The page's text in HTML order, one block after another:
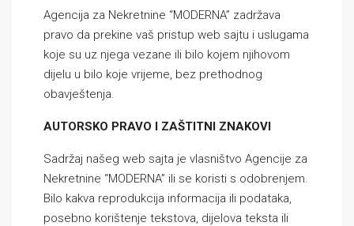
Agencija za Nekretnine “MODERNA” zadržava
pravo da prekine vaš pristup web sajtu i uslugama
koje su uz njega vezane ili bilo kojem njihovom
dijelu u bilo koje vrijeme, bez prethodnog
obavještenja.
AUTORSKO PRAVO I ZAŠTITNI ZNAKOVI
Sadržaj našeg web sajta je vlasništvo Agencije za
Nekretnine “MODERNA” ili se koristi s odobrenjem.
Bilo kakva reprodukcija informacija ili podataka,
posebno korištenje tekstova, dijelova teksta ili